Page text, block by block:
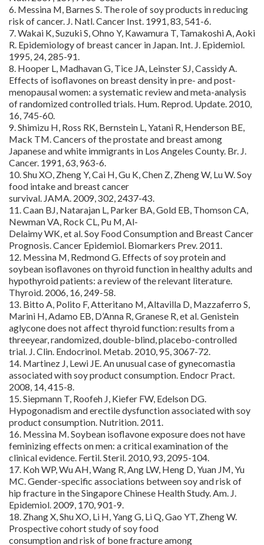
6. Messina M, Barnes S. The role of soy products in reducing
risk of cancer. J. Natl. Cancer Inst. 1991, 83, 541-6.
7. Wakai K, Suzuki S, Ohno Y, Kawamura T, Tamakoshi A, Aoki
R. Epidemiology of breast cancer in Japan. Int. J. Epidemiol.
1995, 24, 285-91.
8. Hooper L, Madhavan G, Tice JA, Leinster SJ, Cassidy A.
Effects of isoflavones on breast density in pre- and post-
menopausal women: a systematic review and meta-analysis
of randomized controlled trials. Hum. Reprod. Update. 2010,
16, 745-60.
9. Shimizu H, Ross RK, Bernstein L, Yatani R, Henderson BE,
Mack TM. Cancers of the prostate and breast among
Japanese and white immigrants in Los Angeles County. Br. J.
Cancer. 1991, 63, 963-6.
10. Shu XO, Zheng Y, Cai H, Gu K, Chen Z, Zheng W, Lu W. Soy
food intake and breast cancer
survival. JAMA. 2009, 302, 2437-43.
11. Caan BJ, Natarajan L, Parker BA, Gold EB, Thomson CA,
Newman VA, Rock CL, Pu M, Al-
Delaimy WK, et al. Soy Food Consumption and Breast Cancer
Prognosis. Cancer Epidemiol. Biomarkers Prev. 2011.
12. Messina M, Redmond G. Effects of soy protein and
soybean isoflavones on thyroid function in healthy adults and
hypothyroid patients: a review of the relevant literature.
Thyroid. 2006, 16, 249-58.
13. Bitto A, Polito F, Atteritano M, Altavilla D, Mazzaferro S,
Marini H, Adamo EB, D’Anna R, Granese R, et al. Genistein
aglycone does not affect thyroid function: results from a
threeyear, randomized, double-blind, placebo-controlled
trial. J. Clin. Endocrinol. Metab. 2010, 95, 3067-72.
14. Martinez J, Lewi JE. An unusual case of gynecomastia
associated with soy product consumption. Endocr Pract.
2008, 14, 415-8.
15. Siepmann T, Roofeh J, Kiefer FW, Edelson DG.
Hypogonadism and erectile dysfunction associated with soy
product consumption. Nutrition. 2011.
16. Messina M. Soybean isoflavone exposure does not have
feminizing effects on men: a critical examination of the
clinical evidence. Fertil. Steril. 2010, 93, 2095-104.
17. Koh WP, Wu AH, Wang R, Ang LW, Heng D, Yuan JM, Yu
MC. Gender-specific associations between soy and risk of
hip fracture in the Singapore Chinese Health Study. Am. J.
Epidemiol. 2009, 170, 901-9.
18. Zhang X, Shu XO, Li H, Yang G, Li Q, Gao YT, Zheng W.
Prospective cohort study of soy food
consumption and risk of bone fracture among